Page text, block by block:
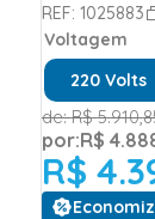
REF: 1025883
Voltagem
220 Volts
de:R$ 5.910,
por:R$ 4.
R$ 4.